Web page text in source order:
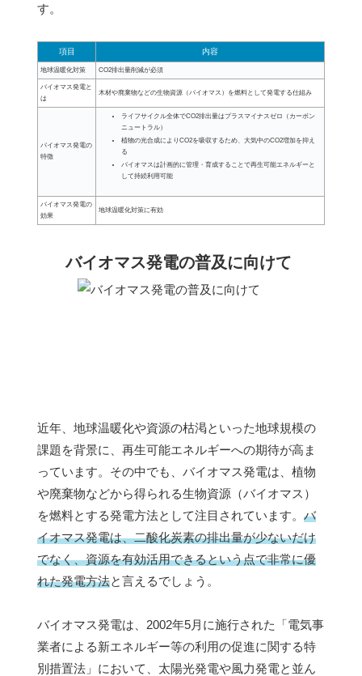
す。
項目 内容
地球温暖化対策 CO2排出量削減が必須
バイオマス発電と
は
木材や廃棄物などの生物資源（バイオマス）を燃料として発電する仕組み
バイオマス発電の
特徴
ライフサイクル全体でCO2排出量はプラスマイナスゼロ（カーボン
ニュートラル）
植物の光合成によりCO2を吸収するため、大気中のCO2増加を抑え
る
バイオマスは計画的に管理・育成することで再生可能エネルギーと
して持続利用可能
バイオマス発電の
効果
地球温暖化対策に有効
バイオマス発電の普及に向けて
近年、地球温暖化や資源の枯渇といった地球規模の
課題を背景に、再生可能エネルギーへの期待が高ま
っています。その中でも、バイオマス発電は、植物
や廃棄物などから得られる生物資源（バイオマス）
を燃料とする発電方法として注目されています。 バ
イオマス発電は、二酸化炭素の排出量が少ないだけ
でなく、資源を有効活用できるという点で非常に優
れた発電方法と言えるでしょう。
バイオマス発電は、2002年5月に施行された「電気事
業者による新エネルギー等の利用の促進に関する特
別措置法」において、太陽光発電や風力発電と並ん